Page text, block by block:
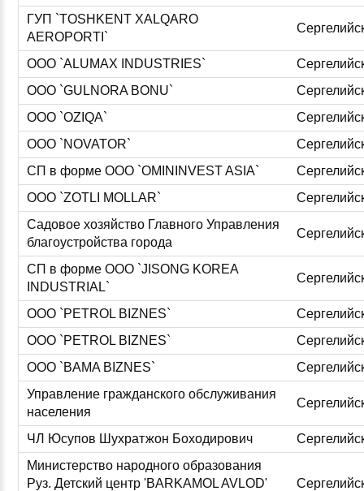
ГУП `TOSHKENT XALQARO
AEROPORTI`
ООО `ALUMAX INDUSTRIES`
ООО `GULNORA BONU`
ООО `OZIQA`
ООО `NOVATOR`
СП в форме ООО `OMININVEST ASIA`
ООО `ZOTLI MOLLAR`
Садовое хозяйство Главного Управления
благоустройства города
СП в форме ООО `JISONG KOREA
INDUSTRIAL`
ООО `PETROL BIZNES`
ООО `PETROL BIZNES`
ООО `BAMA BIZNES`
Управление гражданского обслуживания
населения
ЧЛ Юсупов Шухратжон Боходирович
Министерство народного образования
Руз. Детский центр 'BARKAMOL AVLOD'